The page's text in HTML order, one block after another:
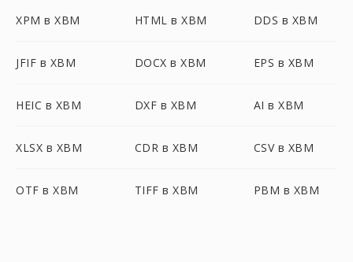
XPM в XBM HTML в XBM DDS в XBM
JFIF в XBM DOCX в XBM EPS в XBM
HEIC в XBM DXF в XBM AI в XBM
XLSX в XBM CDR в XBM CSV в XBM
OTF в XBM TIFF в XBM PBM в XBM